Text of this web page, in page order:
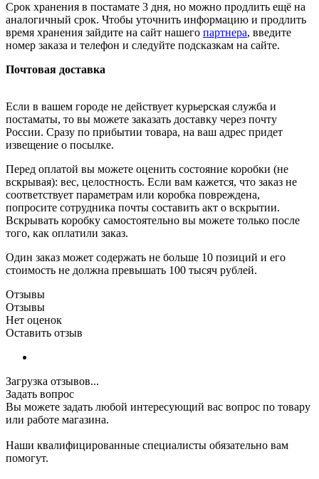
Срок хранения в постамате 3 дня, но можно продлить ещё на
аналогичный срок. Чтобы уточнить информацию и продлить
время хранения зайдите на сайт нашего партнера, введите
номер заказа и телефон и следуйте подсказкам на сайте.
Почтовая доставка
Если в вашем городе не действует курьерская служба и
постаматы, то вы можете заказать доставку через почту
России. Сразу по прибытии товара, на ваш адрес придет
извещение о посылке.
Перед оплатой вы можете оценить состояние коробки (не
вскрывая): вес, целостность. Если вам кажется, что заказ не
соответствует параметрам или коробка повреждена,
попросите сотрудника почты составить акт о вскрытии.
Вскрывать коробку самостоятельно вы можете только после
того, как оплатили заказ.
Один заказ может содержать не больше 10 позиций и его
стоимость не должна превышать 100 тысяч рублей.
Отзывы
Отзывы
Нет оценок
Оставить отзыв
Загрузка отзывов...
Задать вопрос
Вы можете задать любой интересующий вас вопрос по товару
или работе магазина.
Наши квалифицированные специалисты обязательно вам
помогут.